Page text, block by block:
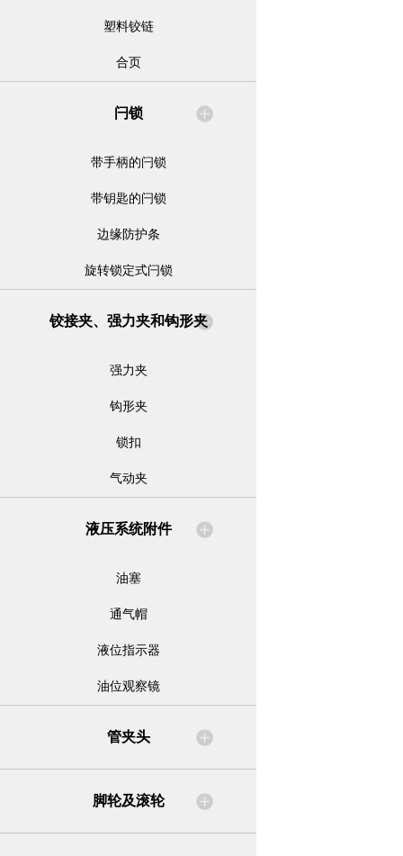
塑料铰链
合页
闩锁
带手柄的闩锁
带钥匙的闩锁
边缘防护条
旋转锁定式闩锁
铰接夹、强力夹和钩形夹
强力夹
钩形夹
锁扣
气动夹
液压系统附件
油塞
通气帽
液位指示器
油位观察镜
管夹头
脚轮及滚轮